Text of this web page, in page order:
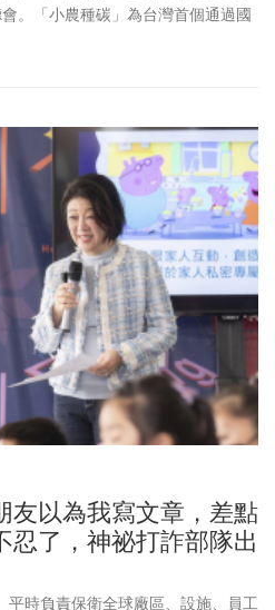
。「小農種碳」為台灣首個通過國
然碳匯價值外，環境友善農產品
友以為我寫文章，差點
忍了，神祕打詐部隊出
平時負責保衛全球廠區、設施、員工